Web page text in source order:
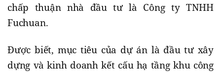
chấp thuận nhà đầu tư là Công ty TNHH
Fuchuan.
Được biết, mục tiêu của dự án là đầu tư xây
dựng và kinh doanh kết cấu hạ tầng khu công